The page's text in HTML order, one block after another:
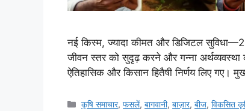
नई किस्म, ज्यादा कीमत और डिजिटल
जीवन स्तर को सुदृढ़ करने और गन्ना अर्थव्यवस्था
ऐतिहासिक और किसान हितैषी निर्णय लिए
कृषि समाचार,फसलें,बागवानी,बाज़ार,बीज,विकसित